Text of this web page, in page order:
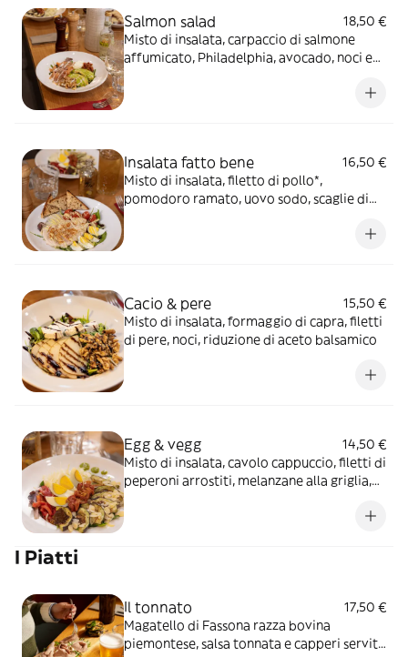
Salmon salad
18,50 €
Misto di insalata, carpaccio di salmone
affumicato, Philadelphia, avocado, noci e
Insalata fatto bene
16,50 €
Misto di insalata, filetto di pollo*,
pomodoro ramato, uovo sodo, scaglie di
Cacio & pere
15,50 €
Misto di insalata, formaggio di capra, filetti
di pere, noci, riduzione di aceto balsamico
Egg & vegg
14,50 €
Misto di insalata, cavolo cappuccio, filetti di
peperoni arrostiti, melanzane alla griglia,
I Piatti
Il tonnato
17,50 €
Magatello di Fassona razza bovina
piemontese, salsa tonnata e capperi servito